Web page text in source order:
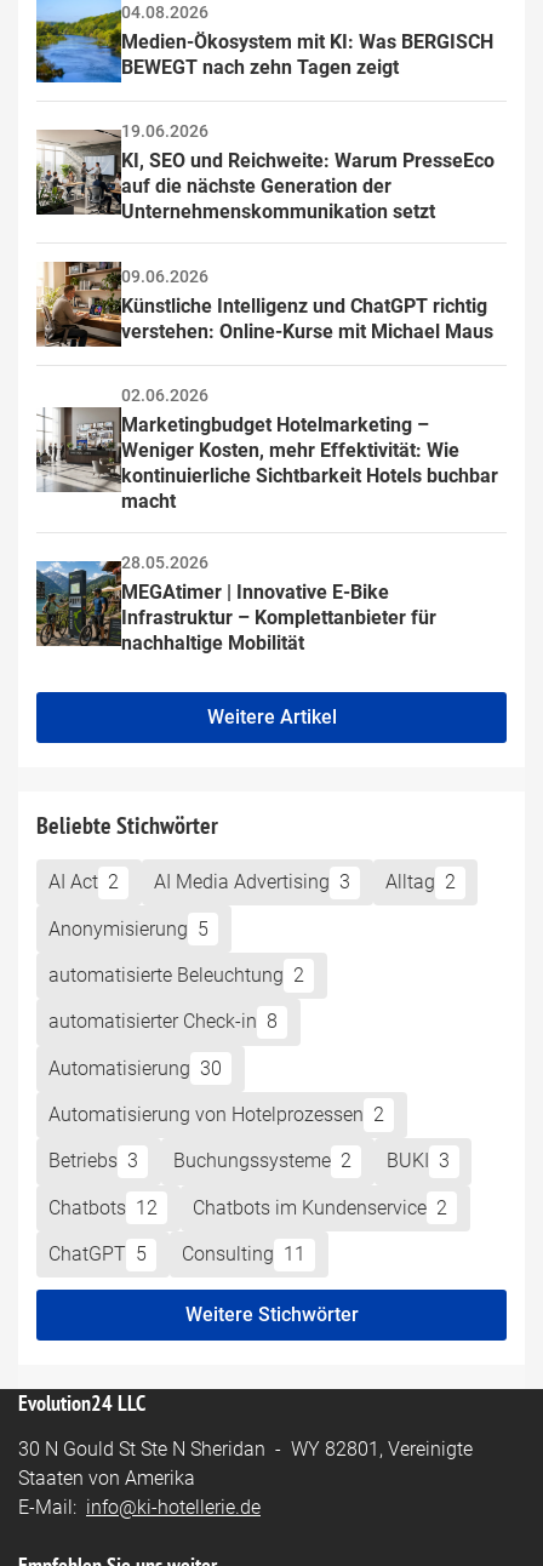
04.08.2026
Medien-Ökosystem mit KI: Was BERGISCH
BEWEGT nach zehn Tagen zeigt
19.06.2026
KI, SEO und Reichweite: Warum PresseEco
auf die nächste Generation der
Unternehmenskommunikation setzt
09.06.2026
Künstliche Intelligenz und ChatGPT richtig
verstehen: Online-Kurse mit Michael Maus
02.06.2026
Marketingbudget Hotelmarketing –
Weniger Kosten, mehr Effektivität: Wie
kontinuierliche Sichtbarkeit Hotels buchbar
macht
28.05.2026
MEGAtimer | Innovative E-Bike
Infrastruktur – Komplettanbieter für
nachhaltige Mobilität
Weitere Artikel
Beliebte Stichwörter
AI Act 2 AI Media Advertising 3 Alltag 2
Anonymisierung 5
automatisierte Beleuchtung 2
automatisierter Check-in 8
Automatisierung 30
Automatisierung von Hotelprozessen 2
Betriebs 3 Buchungssysteme 2 BUKI 3
Chatbots 12 Chatbots im Kundenservice 2
ChatGPT 5 Consulting 11
Weitere Stichwörter
Evolution24 LLC
30 N Gould St Ste N Sheridan - WY 82801, Vereinigte
Staaten von Amerika
E-Mail: info@ki-hotellerie.de